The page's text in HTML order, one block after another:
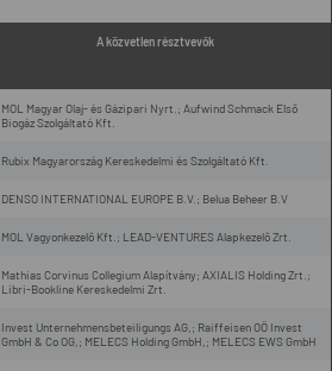
A közvetlen résztvevők
MOL Magyar Olaj- és Gázipari Nyrt.; Aufwind Schmack Első
Biogáz Szolgáltató Kft.
Rubix Magyarország Kereskedelmi és Szolgáltató Kft.
DENSO INTERNATIONAL EUROPE B.V.; Belua Beheer B.V
MOL Vagyonkezelő Kft.; LEAD-VENTURES Alapkezelő Zrt.
Mathias Corvinus Collegium Alapítvány; AXIALIS Holding Zrt.;
Libri-Bookline Kereskedelmi Zrt.
Invest Unternehmensbeteiligungs AG,; Raiffeisen OÖ Invest
GmbH & Co OG,; MELECS Holding GmbH,; MELECS EWS GmbH